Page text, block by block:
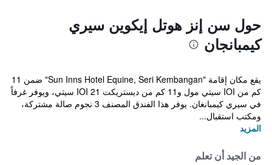
حول سن إنز هوتل إيكوين سيري
كيمبانجان
يقع مكان إقامة "Sun Inns Hotel Equine, Seri Kembangan" ضمن 11
كم من IOI سيتي مول و11 كم من ديستريكت 21 IOI سيتي، ويوفر غرفاً
في سيري كيمبانغان. يوفر هذا الفندق المصنف 3 نجوم صالة مشتركة،
ومكتب استقبال...
المزيد
من الجيد أن تعلم